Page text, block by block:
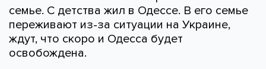
семье. С детства жил в Одессе. В его семье
переживают из-за ситуации на Украине,
ждут, что скоро и Одесса будет
освобождена.